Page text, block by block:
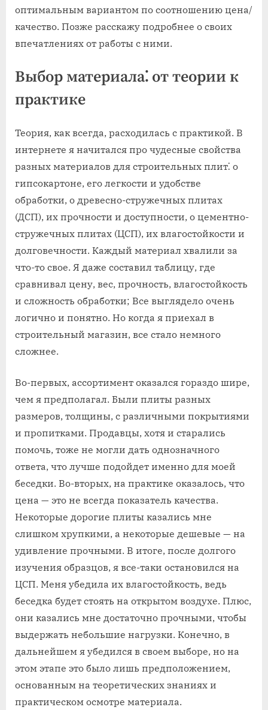
оптимальным вариантом по соотношению цена/
качество. Позже расскажу подробнее о своих
впечатлениях от работы с ними.
Выбор материала⁚ от теории к
практике
Теория, как всегда, расходилась с практикой. В
интернете я начитался про чудесные свойства
разных материалов для строительных плит⁚ о
гипсокартоне, его легкости и удобстве
обработки, о древесно-стружечных плитах
(ДСП), их прочности и доступности, о цементно-
стружечных плитах (ЦСП), их влагостойкости и
долговечности. Каждый материал хвалили за
что-то свое. Я даже составил таблицу, где
сравнивал цену, вес, прочность, влагостойкость
и сложность обработки; Все выглядело очень
логично и понятно. Но когда я приехал в
строительный магазин, все стало немного
сложнее.
Во-первых, ассортимент оказался гораздо шире,
чем я предполагал. Были плиты разных
размеров, толщины, с различными покрытиями
и пропитками. Продавцы, хотя и старались
помочь, тоже не могли дать однозначного
ответа, что лучше подойдет именно для моей
беседки. Во-вторых, на практике оказалось, что
цена — это не всегда показатель качества.
Некоторые дорогие плиты казались мне
слишком хрупкими, а некоторые дешевые — на
удивление прочными. В итоге, после долгого
изучения образцов, я все-таки остановился на
ЦСП. Меня убедила их влагостойкость, ведь
беседка будет стоять на открытом воздухе. Плюс,
они казались мне достаточно прочными, чтобы
выдержать небольшие нагрузки. Конечно, в
дальнейшем я убедился в своем выборе, но на
этом этапе это было лишь предположением,
основанным на теоретических знаниях и
практическом осмотре материала.